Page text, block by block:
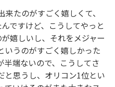
たのがすごく嬉しくて、
ですけど、こうしてやっと
嬉しいし、それをメジャー
いうのがすごく嬉しかった
半端ないので、こうしてさ
と思うし、オリコン1位とい